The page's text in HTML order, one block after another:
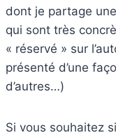
dont je partage
qui sont très
« réservé » sur
présenté d’une
d’autres…)
Si vous souhaitez